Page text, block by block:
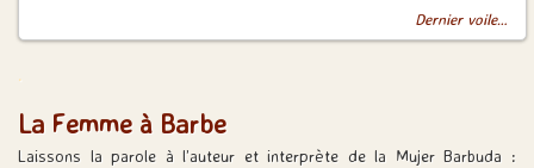
Dernier voile…
.
La Femme à Barbe
Laissons la parole à l’auteur et interprète de la Mujer Barbuda :